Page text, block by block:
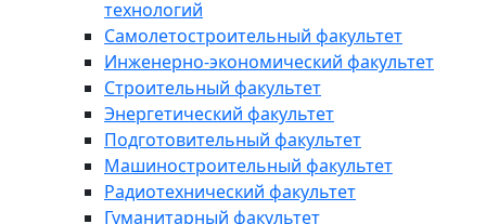
технологий
Самолетостроительный факультет
Инженерно-экономический факультет
Строительный факультет
Энергетический факультет
Подготовительный факультет
Машиностроительный факультет
Радиотехнический факультет
Гуманитарный факультет